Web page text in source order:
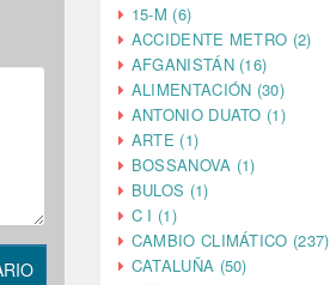
15-M (6)
ACCIDENTE METRO (2)
AFGANISTÁN (16)
ALIMENTACIÓN (30)
ANTONIO DUATO (1)
ARTE (1)
BOSSANOVA (1)
BULOS (1)
C I (1)
CAMBIO CLIMÁTICO (237)
CATALUÑA (50)